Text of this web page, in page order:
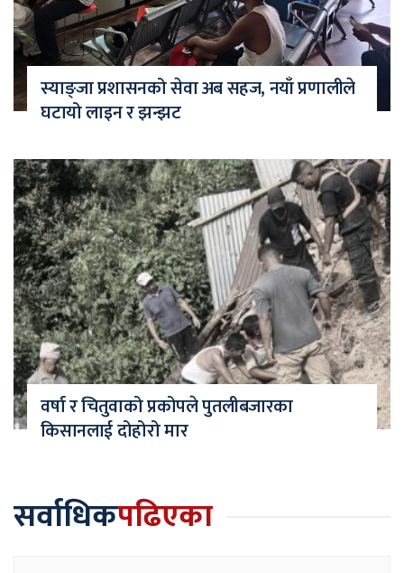
स्याङ्जा प्रशासनको सेवा अब सहज, नयाँ प्रणालीले
घटायो लाइन र झन्झट
वर्षा र चितुवाको प्रकोपले पुतलीबजारका
किसानलाई दोहोरो मार
सर्वाधिकपढिएका